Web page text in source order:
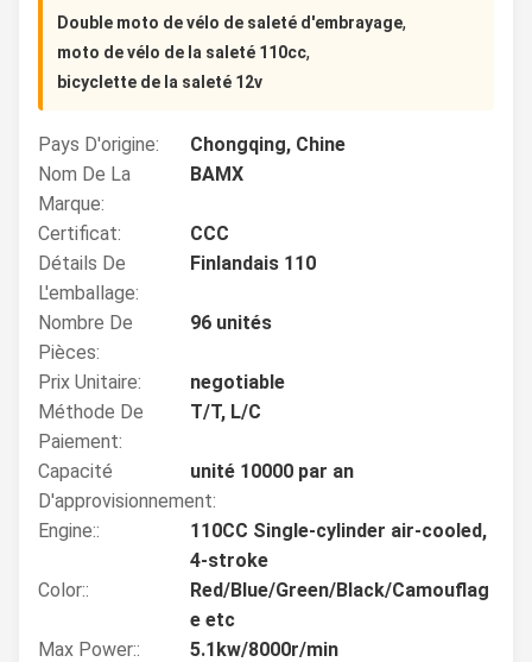
Double moto de vélo de saleté d'embrayage,
moto de vélo de la saleté 110cc,
bicyclette de la saleté 12v
Pays D'origine:
Chongqing, Chine
Nom De La
Marque:
BAMX
Certificat:
CCC
Détails De
L'emballage:
Finlandais 110
Nombre De
Pièces:
96 unités
Prix Unitaire:
negotiable
Méthode De
Paiement:
T/T, L/C
Capacité
D'approvisionnement:
unité 10000 par an
Engine::
110CC Single-cylinder air-cooled,
4-stroke
Color::
Red/Blue/Green/Black/Camouflag
e etc
Max Power::
5.1kw/8000r/min